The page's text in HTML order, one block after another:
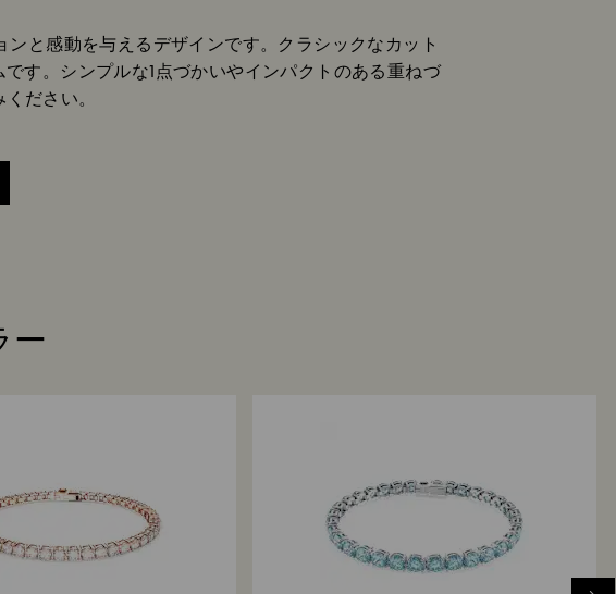
と感動を与えるデザインです。クラシックなカット
す。シンプルな1点づかいやインパクトのある重ねづ
ださい。
ー